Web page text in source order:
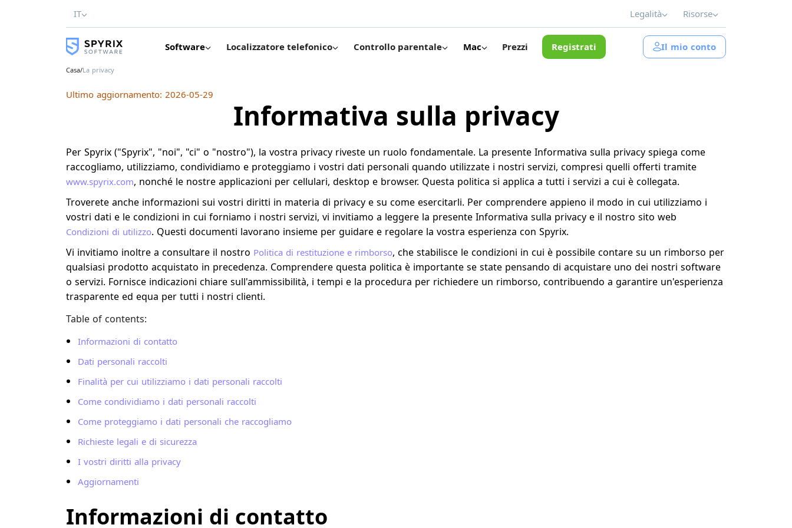
IT Legalità Risorse
Software Localizzatore telefonico Controllo parentale Mac Prezzi Registrati Il mio conto
Casa/La privacy
Ultimo aggiornamento: 2026-05-29
Informativa sulla privacy
Per Spyrix ("Spyrix", "noi", "ci" o "nostro"), la vostra privacy riveste un ruolo fondamentale. La presente Informativa sulla privacy spiega come
raccogliamo, utilizziamo, condividiamo e proteggiamo i vostri dati personali quando utilizzate i nostri servizi, compresi quelli offerti tramite
www.spyrix.com, nonché le nostre applicazioni per cellulari, desktop e browser. Questa politica si applica a tutti i servizi a cui è collegata.
Troverete anche informazioni sui vostri diritti in materia di privacy e su come esercitarli. Per comprendere appieno il modo in cui utilizziamo i
vostri dati e le condizioni in cui forniamo i nostri servizi, vi invitiamo a leggere la presente Informativa sulla privacy e il nostro sito web
Condizioni di utilizzo. Questi documenti lavorano insieme per guidare e regolare la vostra esperienza con Spyrix.
Vi invitiamo inoltre a consultare il nostro Politica di restituzione e rimborso, che stabilisce le condizioni in cui è possibile contare su un rimborso per
qualsiasi prodotto acquistato in precedenza. Comprendere questa politica è importante se state pensando di acquistare uno dei nostri software
o servizi. Fornisce indicazioni chiare sull'ammissibilità, i tempi e la procedura per richiedere un rimborso, contribuendo a garantire un'esperienza
trasparente ed equa per tutti i nostri clienti.
Table of contents:
Informazioni di contatto
Dati personali raccolti
Finalità per cui utilizziamo i dati personali raccolti
Come condividiamo i dati personali raccolti
Come proteggiamo i dati personali che raccogliamo
Richieste legali e di sicurezza
I vostri diritti alla privacy
Aggiornamenti
Informazioni di contatto